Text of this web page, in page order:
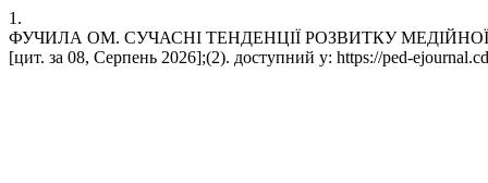
1.
ФУЧИЛА ОМ. СУЧАСНІ ТЕНДЕНЦІЇ РОЗВИТКУ МЕДІЙНОЇ
[цит. за 08, Серпень 2026];(2). доступний у: https://ped-